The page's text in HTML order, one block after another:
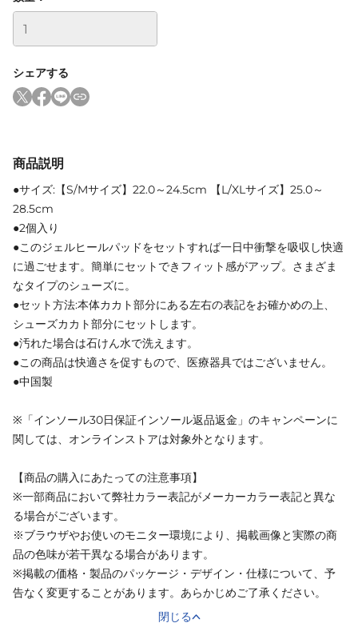
シェアする
商品説明
●サイズ:【S/Mサイズ】22.0～24.5cm 【L/XLサイズ】25.0～
28.5cm
●2個入り
●このジェルヒールパッドをセットすれば一日中衝撃を吸収し快適
に過ごせます。簡単にセットできフィット感がアップ。さまざま
なタイプのシューズに。
●セット方法:本体カカト部分にある左右の表記をお確かめの上、
シューズカカト部分にセットします。
●汚れた場合は石けん水で洗えます。
●この商品は快適さを促すもので、医療器具ではございません。
●中国製
※「インソール30日保証インソール返品返金」のキャンペーンに
関しては、オンラインストアは対象外となります。
【商品の購入にあたっての注意事項】
※一部商品において弊社カラー表記がメーカーカラー表記と異な
る場合がございます。
※ブラウザやお使いのモニター環境により、掲載画像と実際の商
品の色味が若干異なる場合があります。
※掲載の価格・製品のパッケージ・デザイン・仕様について、予
告なく変更することがあります。あらかじめご了承ください。
閉じる